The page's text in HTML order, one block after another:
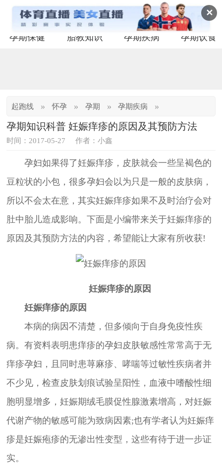
✕
孕期保健 胎教知识 孕期疾病 孕期饮食
起跑线 » 怀孕 » 孕期 » 孕期疾病 »
孕期知识科普 妊娠痒疹的原因及其预防方法
时间：2017-05-27 作者：小鑫
孕妇如果得了妊娠痒疹，皮肤就会一些呈褐色的
豆粒状的小包，很多孕妇会以为只是一般的皮肤病，
所以不会太在意，其实妊娠痒疹如果不及时治疗会对
肚中胎儿造成影响。下面是小编带来关于妊娠痒疹的
原因及其预防方法的内容，希望能让大家有所收获!
妊娠痒疹的原因
妊娠痒疹的原因
本病的病因不清楚，但多倾向于自身免疫性疾
病。有资料表明患痒疹的孕妇皮肤敏感性常常高于无
痒疹孕妇，且同时患荨麻疹、哮喘等过敏性疾病者并
不少见，检查皮肤划痕试验呈阳性，血液中嗜酸性细
胞明显增多，妊娠期绒毛膜促性腺激素增高，对妊娠
代谢产物的敏感可能为致病因素;也有学者认为妊娠痒
疹是妊娠疱疹的无渗出性变型，这些有待于进一步证
实。